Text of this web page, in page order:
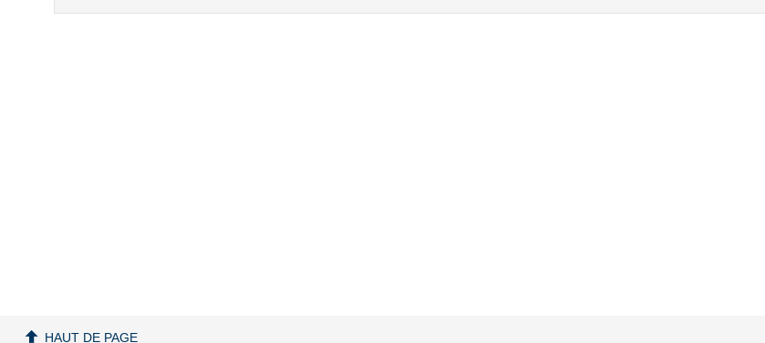
HAUT DE PAGE